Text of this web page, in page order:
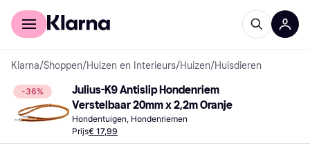
Voor shoppers
Klarna/Shoppen/Huizen en Interieurs/Huizen/Huisdieren
-36%
Julius-K9 Antislip Hondenriem
Verstelbaar 20mm x 2,2m Oranje
Hondentuigen, Hondenriemen
Prijs€ 17,99